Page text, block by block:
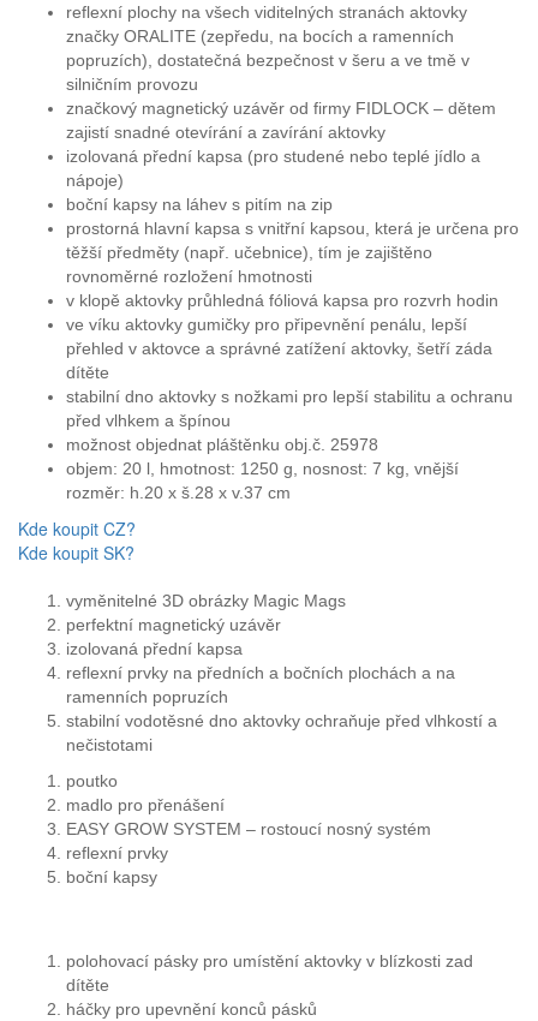
reflexní plochy na všech viditelných stranách aktovky
značky ORALITE (zepředu, na bocích a ramenních
popruzích), dostatečná bezpečnost v šeru a ve tmě v
silničním provozu
značkový magnetický uzávěr od firmy FIDLOCK – dětem
zajistí snadné otevírání a zavírání aktovky
izolovaná přední kapsa (pro studené nebo teplé jídlo a
nápoje)
boční kapsy na láhev s pitím na zip
prostorná hlavní kapsa s vnitřní kapsou, která je určena pro
těžší předměty (např. učebnice), tím je zajištěno
rovnoměrné rozložení hmotnosti
v klopě aktovky průhledná fóliová kapsa pro rozvrh hodin
ve víku aktovky gumičky pro připevnění penálu, lepší
přehled v aktovce a správné zatížení aktovky, šetří záda
dítěte
stabilní dno aktovky s nožkami pro lepší stabilitu a ochranu
před vlhkem a špínou
možnost objednat pláštěnku obj.č. 25978
objem: 20 l, hmotnost: 1250 g, nosnost: 7 kg, vnější
rozměr: h.20 x š.28 x v.37 cm
Kde koupit CZ?
Kde koupit SK?
vyměnitelné 3D obrázky Magic Mags
perfektní magnetický uzávěr
izolovaná přední kapsa
reflexní prvky na předních a bočních plochách a na
ramenních popruzích
stabilní vodotěsné dno aktovky ochraňuje před vlhkostí a
nečistotami
poutko
madlo pro přenášení
EASY GROW SYSTEM – rostoucí nosný systém
reflexní prvky
boční kapsy
polohovací pásky pro umístění aktovky v blízkosti zad
dítěte
háčky pro upevnění konců pásků